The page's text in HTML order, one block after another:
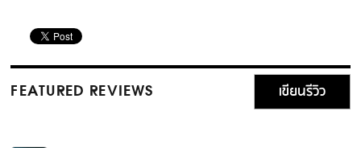
FEATURED REVIEWS เขียนรีวิว